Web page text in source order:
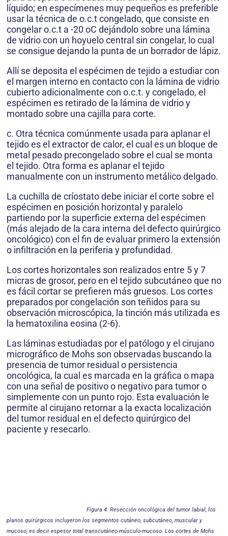
líquido; en especímenes muy pequeños es preferible
usar la técnica de o.c.t congelado, que consiste en
congelar o.c.t a -20 oC dejándolo sobre una lámina
de vidrio con un hoyuelo central sin congelar, lo cual
se consigue dejando la punta de un borrador de lápiz.
Allí se deposita el espécimen de tejido a estudiar con
el margen interno en contacto con la lámina de vidrio
cubierto adicionalmente con o.c.t. y congelado, el
espécimen es retirado de la lámina de vidrio y
montado sobre una cajilla para corte.
c. Otra técnica comúnmente usada para aplanar el
tejido es el extractor de calor, el cual es un bloque de
metal pesado precongelado sobre el cual se monta
el tejido. Otra forma es aplanar el tejido
manualmente con un instrumento metálico delgado.
La cuchilla de críostato debe iniciar el corte sobre el
espécimen en posición horizontal y paralelo
partiendo por la superficie externa del espécimen
(más alejado de la cara interna del defecto quirúrgico
oncológico) con el fin de evaluar primero la extensión
o infiltración en la periferia y profundidad.
Los cortes horizontales son realizados entre 5 y 7
micras de grosor, pero en el tejido subcutáneo que no
es fácil cortar se prefieren más gruesos. Los cortes
preparados por congelación son teñidos para su
observación microscópica, la tinción más utilizada es
la hematoxilina eosina (2-6).
Las láminas estudiadas por el patólogo y el cirujano
micrográfico de Mohs son observadas buscando la
presencia de tumor residual o persistencia
oncológica, la cual es marcada en la gráfica o mapa
con una señal de positivo o negativo para tumor o
simplemente con un punto rojo. Esta evaluación le
permite al ciru­jano retornar a la exacta localización
del tumor residual en el defecto quirúrgico del
paciente y resecarlo.
Figura 4. Resección oncológica del tumor labial, los
planos quirúrgicos incluyeron los segmentos cutáneo, subcutáneo, muscular y
mucoso; es decir espesor total transcutáneo-músculo-mucoso. Los cortes de Mohs